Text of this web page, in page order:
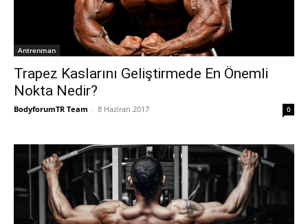
Antrenman
Trapez Kaslarını Geliştirmede En Önemli
Nokta Nedir?
BodyforumTR Team - 8 Haziran 2017 0